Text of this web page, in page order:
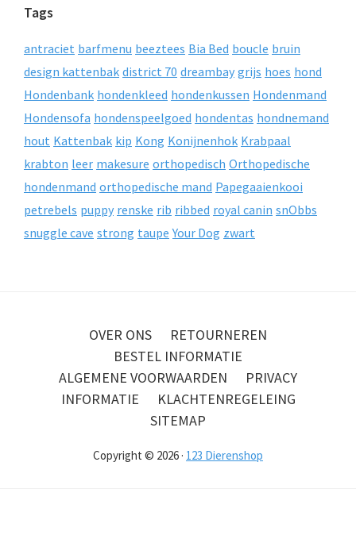
Tags
antraciet barfmenu beeztees Bia Bed boucle bruin
design kattenbak district 70 dreambay grijs hoes hond
Hondenbank hondenkleed hondenkussen Hondenmand
Hondensofa hondenspeelgoed hondentas hondnemand
hout Kattenbak kip Kong Konijnenhok Krabpaal
krabton leer makesure orthopedisch Orthopedische
hondenmand orthopedische mand Papegaaienkooi
petrebels puppy renske rib ribbed royal canin snObbs
snuggle cave strong taupe Your Dog zwart
OVER ONS
RETOURNEREN
BESTEL INFORMATIE
ALGEMENE VOORWAARDEN
PRIVACY
INFORMATIE
KLACHTENREGELEING
SITEMAP
Copyright © 2026 · 123 Dierenshop